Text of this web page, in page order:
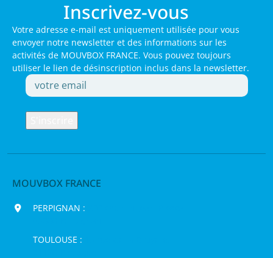
Inscrivez-vous
Votre adresse e-mail est uniquement utilisée pour vous
envoyer notre newsletter et des informations sur les
activités de MOUVBOX FRANCE. Vous pouvez toujours
utiliser le lien de désinscription inclus dans la newsletter.
MOUVBOX FRANCE
PERPIGNAN :
TOULOUSE :